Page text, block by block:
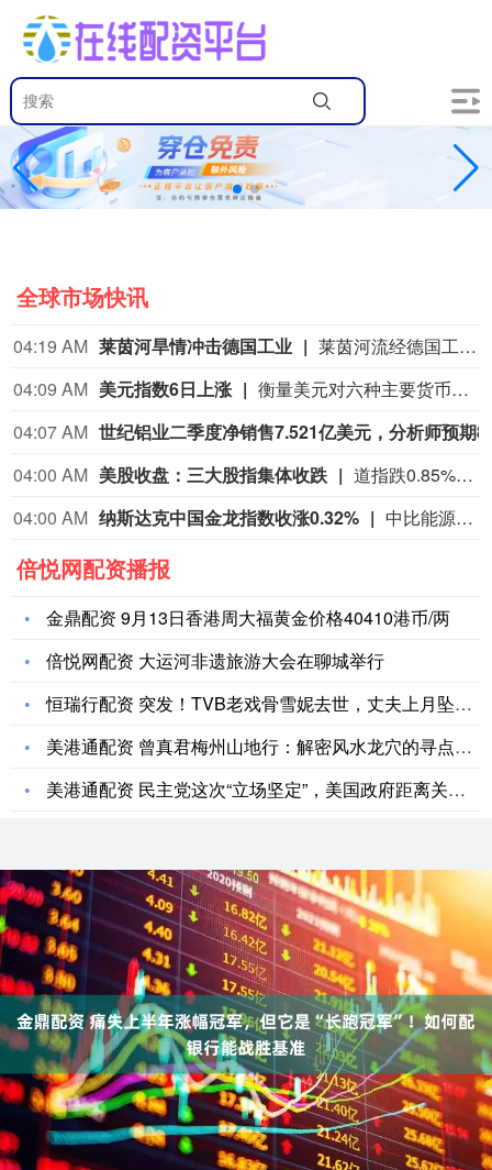
全球市场快讯
04:19 AM 莱茵河旱情冲击德国工业
莱茵河流经德国工业核心地带，承载着德国约80%的内河航运量。受高温干旱影响，近期莱茵河水位持续走低。德国联邦水路与航运管理局数据显示，6日，莱茵河咽喉要道——考布河段通航水深已打破2018年创下的历史最低纪录。同一天，德国交通部长斯特芬·比尔格召集企业高管、航运公司及港口负责人磋商对策。他表示，短期将研究保障运输的方案，长期则包括疏浚航道、改善航运条件等。德国商业银行等机构也警告，若水位继续下降，德国内河航运成本可能继续升高，供应链中断和工业减产风险将进一步上升。（央视新闻）
04:09 AM 美元指数6日上涨
衡量美元对六种主要货币的美元指数当天上涨0.25%，在汇市尾市收于99.930。截至纽约汇市尾市，1欧元兑换1.1524美元，低于前一交易日的1.1553美元；1英镑兑换1.3457美元，低于前一交易日的1.3469美元。1美元兑换158.33日元，高于前一交易日的157.67日元；1美元兑换0.8122瑞士法郎，高于前一交易日的0.8069瑞士法郎；1美元兑换1.4014加元，高于前一交易日的1.4008加元；1美元兑换9.5068瑞典克朗，高于前一交易日的9.4832瑞典克朗。
04:07 AM
04:00 AM 美股收盘：三大股指集体收跌
道指跌0.85%，标普500指数跌0.18%，纳指跌0.04%。APP AppLovin跌19.66%，Datadog跌19.03%，Epam Systems跌15.33%，Axon Enterprise跌14.28%。“七姐妹”方面：微软涨2.51%，苹果涨0.49%，Meta Platforms涨0.15%，亚马逊跌0.13%，英伟达跌0.23%，特斯拉跌0.63%，谷歌跌0.91%。
04:00 AM 纳斯达克中国金龙指数收涨0.32% 中比能源涨21.17%，海天网络涨16.90%，再鼎医药涨13.47%，诺亚财富涨4.84%，中汽系统涨4.37%。
倍悦网配资播报
金鼎配资 9月13日香港周大福黄金价格40410港币/两
倍悦网配资 大运河非遗旅游大会在聊城举行
恒瑞行配资 突发！TVB老戏骨雪妮去世，丈夫上月坠楼，悲剧夫
美港通配资 曾真君梅州山地行：解密风水龙穴的寻点之道_穴位_
美港通配资 民主党这次“立场坚定”，美国政府距离关门“越来越